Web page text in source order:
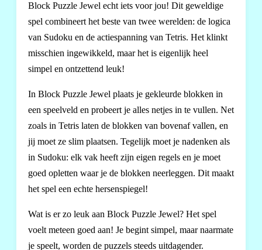
Block Puzzle Jewel echt iets voor jou! Dit geweldige
spel combineert het beste van twee werelden: de logica
van Sudoku en de actiespanning van Tetris. Het klinkt
misschien ingewikkeld, maar het is eigenlijk heel
simpel en ontzettend leuk!
In Block Puzzle Jewel plaats je gekleurde blokken in
een speelveld en probeert je alles netjes in te vullen. Net
zoals in Tetris laten de blokken van bovenaf vallen, en
jij moet ze slim plaatsen. Tegelijk moet je nadenken als
in Sudoku: elk vak heeft zijn eigen regels en je moet
goed opletten waar je de blokken neerleggen. Dit maakt
het spel een echte hersenspiegel!
Wat is er zo leuk aan Block Puzzle Jewel? Het spel
voelt meteen goed aan! Je begint simpel, maar naarmate
je speelt, worden de puzzels steeds uitdagender.